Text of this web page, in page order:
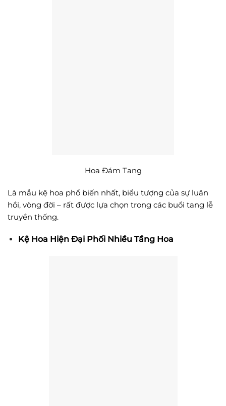
Hoa Đám Tang
Là mẫu kệ hoa phổ biến nhất, biểu tượng của sự luân
hồi, vòng đời – rất được lựa chọn trong các buổi tang lễ
truyền thống.
Kệ Hoa Hiện Đại Phối Nhiều Tầng Hoa